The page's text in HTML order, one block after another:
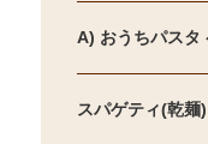
A) おうちパスタ
スパゲティ(乾麺)